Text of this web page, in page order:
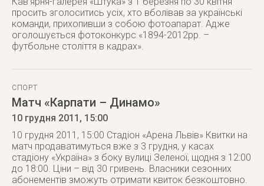
просить зголоситись усіх, хто вболівав за українські
команди, прихопивши з собою фотоапарат. Адже
оголошується фотоконкурс «1894-2012рр. –
футбольне століття в кадрах».
СПОРТ
Матч «Карпати – Динамо»
10 грудня 2011 , 15:00
10 грудня 2011, 15:00 Стадіон «Арена Львів» Квитки на
матч продаватимуться вже з 3 грудня, у касах
стадіону «Україна» з боку вулиці Зеленої, щодня з 12:00
до 18:00. Ціни – від 30 гривень. Власники сезонних
абонементів зможуть отримати квиток безкоштовно.